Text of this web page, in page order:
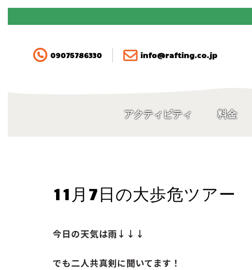
09075786330 info@rafting.co.jp
アクティビティ 料金
空き状況・ご予約
ガイド紹介
お問い合わせ
ENGLISH
11月7日の大歩危ツアー
今日の天気は雨↓↓↓
でも二人共真剣に聞いてます！